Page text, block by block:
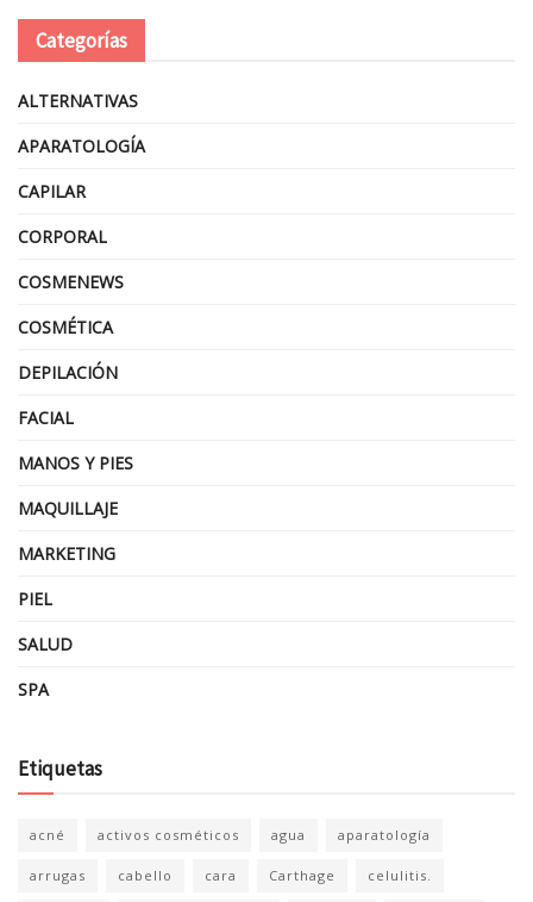
Categorías
ALTERNATIVAS
APARATOLOGÍA
CAPILAR
CORPORAL
COSMENEWS
COSMÉTICA
DEPILACIÓN
FACIAL
MANOS Y PIES
MAQUILLAJE
MARKETING
PIEL
SALUD
SPA
Etiquetas
acné activos cosméticos agua aparatología
arrugas cabello cara Carthage celulitis.